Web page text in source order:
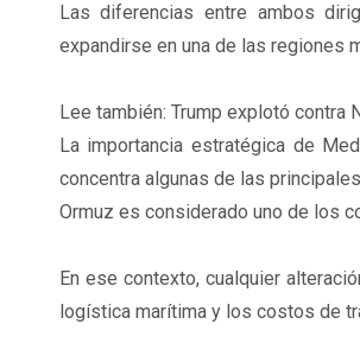
Las diferencias entre ambos
expandirse en una de las regiones
Lee también: Trump explotó contra
La importancia estratégica de
concentra algunas de las
Ormuz es considerado uno de los
En ese contexto, cualquier
logística marítima y los costos de